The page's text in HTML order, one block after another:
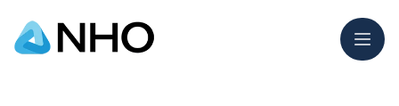
Meny